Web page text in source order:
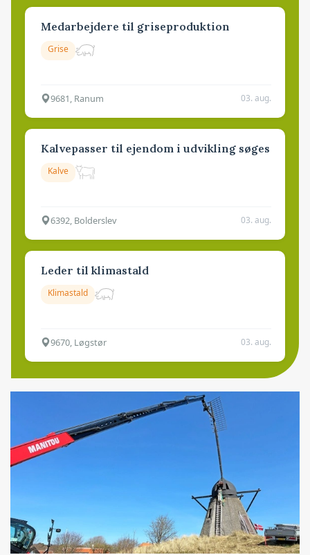
Medarbejdere til griseproduktion
Grise
9681, Ranum 03. aug.
Kalvepasser til ejendom i udvikling søges
Kalve
6392, Bolderslev 03. aug.
Leder til klimastald
Klimastald
9670, Løgstør 03. aug.